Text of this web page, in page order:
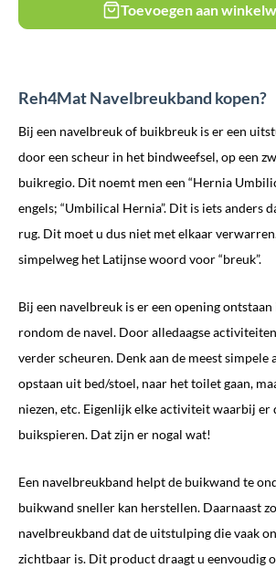
Toevoegen aan
Reh4Mat Navelbreukband kopen?
Bij een navelbreuk of buikbreuk is er een
door een scheur in het bindweefsel, op een
buikregio. Dit noemt men een “Hernia
engels; “Umbilical Hernia”. Dit is iets anders
rug. Dit moet u dus niet met elkaar
simpelweg het Latijnse woord voor “breuk”.
Bij een navelbreuk is er een opening
rondom de navel. Door alledaagse
verder scheuren. Denk aan de meest simpele
opstaan uit bed/stoel, naar het toilet gaan,
niezen, etc. Eigenlijk elke activiteit waarbij er
buikspieren. Dat zijn er nogal wat!
Een navelbreukband helpt de buikwand te
buikwand sneller kan herstellen. Daarnaast
navelbreukband dat de uitstulping die vaak
zichtbaar is. Dit product draagt u eenvoudig